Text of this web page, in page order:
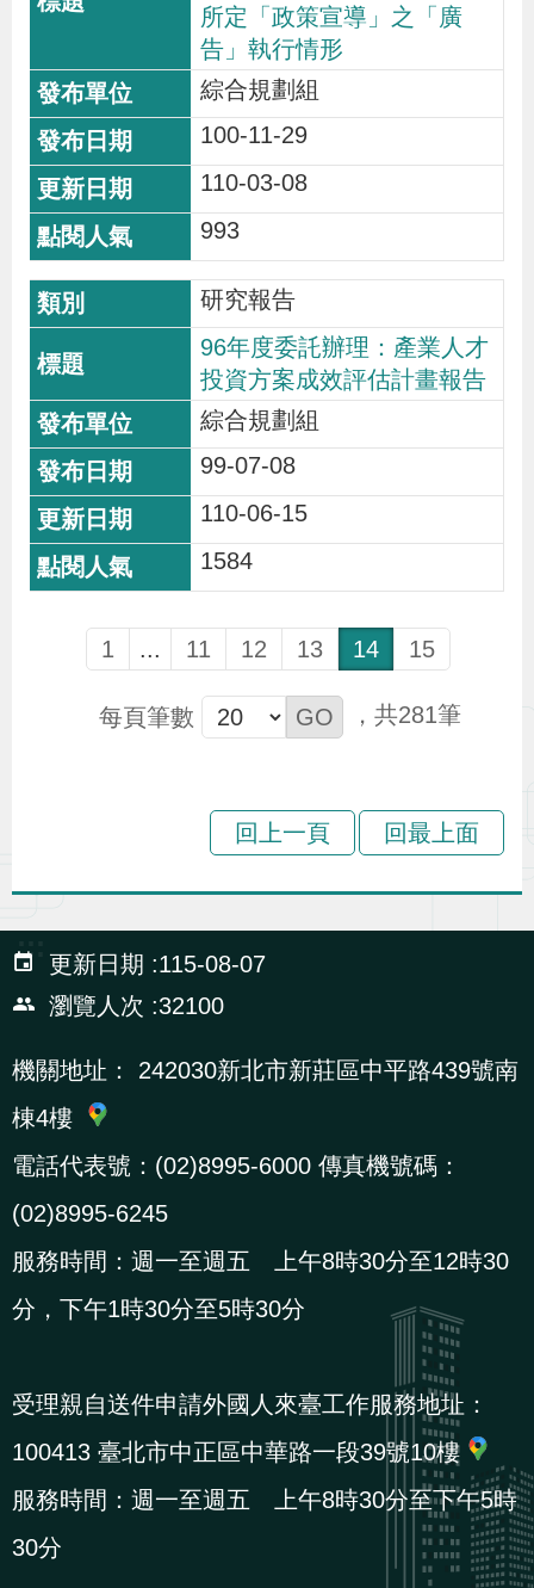
所定「政策宣導」之「廣
告」執行情形
綜合規劃組
100-11-29
110-03-08
993
研究報告
96年度委託辦理：產業人才
投資方案成效評估計畫報告
綜合規劃組
99-07-08
110-06-15
1584
1 ... 11 12 13 14 15
每頁筆數 281
回上一頁 回最上面
:::
更新日期
115-08-07
瀏覽人次
32100
機關地址：
242030新北市新莊區中平路439號南
棟4樓
電話代表號：(02)8995-6000 傳真機號碼：
(02)8995-6245
服務時間：週一至週五 上午8時30分至12時30
分，下午1時30分至5時30分
受理親自送件申請外國人來臺工作服務地址：
100413 臺北市中正區中華路一段39號10樓
服務時間：週一至週五 上午8時30分至下午5時
30分